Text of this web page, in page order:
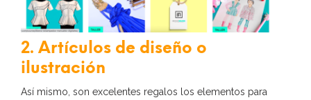
2. Artículos de diseño o
ilustración
Así mismo, son excelentes regalos los elementos para